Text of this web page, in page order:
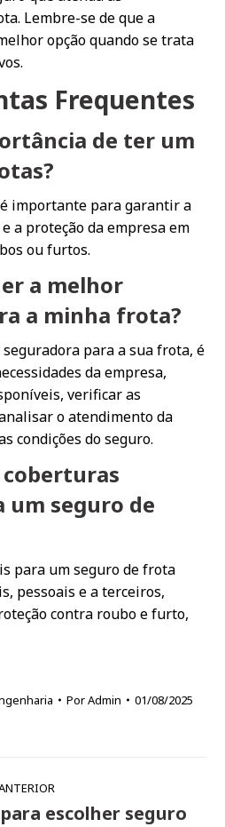
Lembre-se de que a
opção quando se trata
Frequentes
de ter um
importante para garantir a
a proteção da empresa em
ou furtos.
a melhor
a minha frota?
para a sua frota, é
da empresa,
verificar as
o atendimento da
condições do seguro.
coberturas
um seguro de
para um seguro de frota
pessoais e a terceiros,
contra roubo e furto,
PorAdmin 01/08/2025
escolher seguro